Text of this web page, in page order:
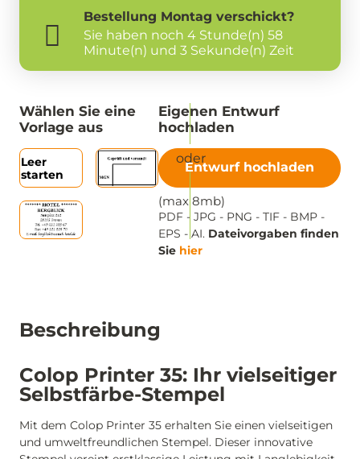
Beschreibung
Colop Printer 35: Ihr vielseitiger
Selbstfärbe-Stempel
Mit dem Colop Printer 35 erhalten Sie einen vielseitigen
und umweltfreundlichen Stempel. Dieser innovative
Bestellung Montag verschickt?
Sie haben noch 4 Stunde(n) 58
Minute(n) und 3 Sekunde(n) Zeit
Wählen Sie eine
Vorlage aus
Leer
starten
Eigenen Entwurf
hochladen
Entwurf hochladen
(max 8mb)
PDF - JPG - PNG - TIF - BMP -
EPS - AI. Dateivorgaben finden
Sie hier